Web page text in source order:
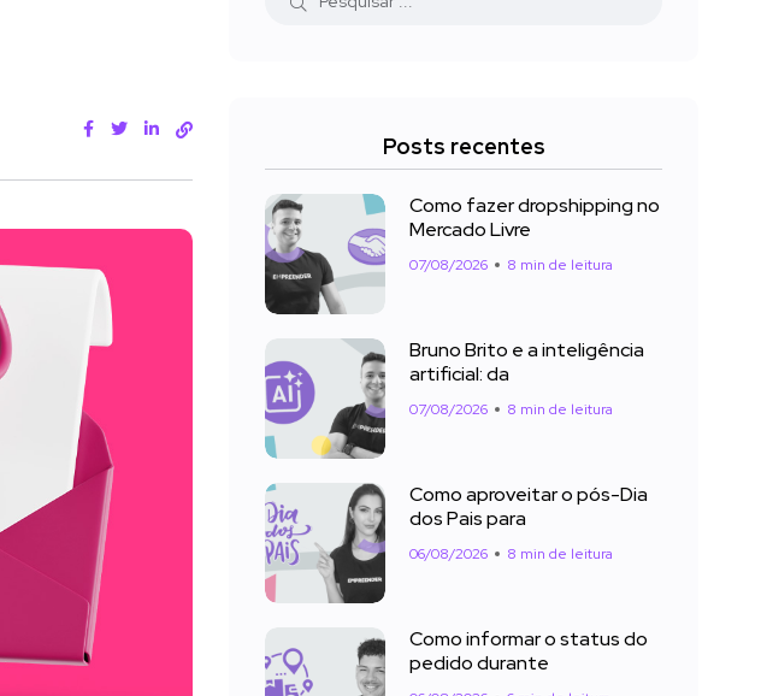
Posts recentes
Como fazer dropshipping no
Mercado Livre
07/08/2026 8 min de leitura
Bruno Brito e a inteligência
artificial: da
07/08/2026 8 min de leitura
Como aproveitar o pós-Dia
dos Pais para
06/08/2026 8 min de leitura
Como informar o status do
pedido durante